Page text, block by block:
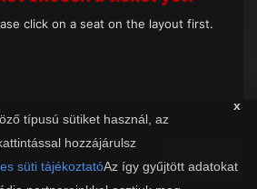
x
típusú sütiket használ, az
hozzájárulsz
süti tájékoztatóAz így gyűjtött adatokat
click on a seat on the layout first.
Next